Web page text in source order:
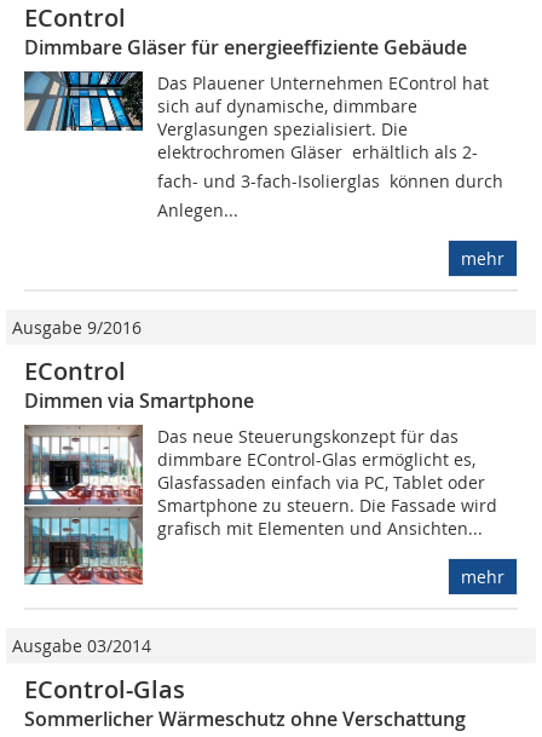
EControl
Dimmbare Gläser für energieeffiziente Gebäude
Das Plauener Unternehmen EControl hat
sich auf dynamische, dimmbare
Verglasungen spezialisiert. Die
elektrochromen Gläser  erhältlich als 2-
fach- und 3-fach-Isolierglas  können durch
Anlegen...
mehr
Ausgabe 9/2016
EControl
Dimmen via Smartphone
Das neue Steuerungskonzept für das
dimmbare EControl-Glas ermöglicht es,
Glasfassaden einfach via PC, Tablet oder
Smartphone zu steuern. Die Fassade wird
grafisch mit Elementen und Ansichten...
mehr
Ausgabe 03/2014
EControl-Glas
Sommerlicher Wärmeschutz ohne Verschattung